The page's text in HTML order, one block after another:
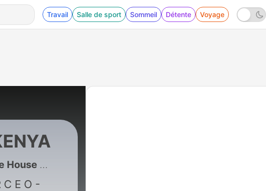
Travail Salle de sport Sommeil Détente Voyage
(Basshall,Dubplates,Riddims,Mashups,Remixes)
C E O -